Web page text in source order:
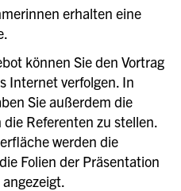
en erhalten eine
können Sie den Vortrag
Internet verfolgen. In
Sie außerdem die
Referenten zu stellen.
werden die
Folien der Präsentation
gezeigt.